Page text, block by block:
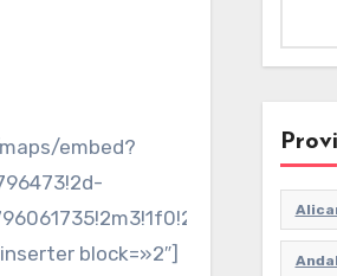
embed?
block=»2″]